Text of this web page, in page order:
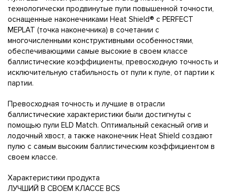
технологически продвинутые пули повышенной точности,
оснащенные наконечниками Heat Shield® с PERFECT
MEPLAT (точка наконечника) в сочетании с
многочисленными конструктивными особенностями,
обеспечивающими самые высокие в своем классе
баллистические коэффициенты, превосходную точность и
исключительную стабильность от пули к пуле, от партии к
партии.
Превосходная точность и лучшие в отрасли
баллистические характеристики были достигнуты с
помощью пули ELD Match. Оптимальный секасный огив и
лодочный хвост, а также наконечник Heat Shield создают
пулю с самым высоким баллистическим коэффициентом в
своем классе.
Характеристики продукта
ЛУЧШИЙ В СВОЕМ КЛАССЕ BCS